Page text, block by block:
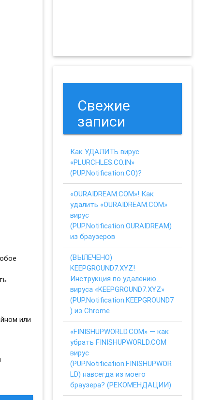
или
Свежие
записи
Как УДАЛИТЬ вирус
«PLURCHLES.CO.IN»
(PUP.Notification.CO)?
«OURAIDREAM.COM»! Как
удалить «OURAIDREAM.COM»
вирус
(PUP.Notification.OURAIDREAM)
из браузеров
(ВЫЛЕЧЕНО)
KEEPGROUND7.XYZ!
Инструкция по удалению
вируса «KEEPGROUND7.XYZ»
(PUP.Notification.KEEPGROUND7
) из Chrome
«FINISHUPWORLD.COM» — как
убрать FINISHUPWORLD.COM
вирус
(PUP.Notification.FINISHUPWOR
LD) навсегда из моего
браузера? (РЕКОМЕНДАЦИИ)